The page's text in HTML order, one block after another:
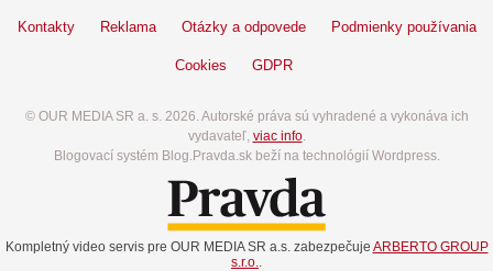
Kontakty Reklama Otázky a odpovede Podmienky používania
Cookies GDPR
© OUR MEDIA SR a. s. 2026. Autorské práva sú vyhradené a vykonáva ich
vydavateľ, viac info.
Blogovací systém Blog.Pravda.sk beží na technológií Wordpress.
Kompletný video servis pre OUR MEDIA SR a.s. zabezpečuje ARBERTO GROUP
s.r.o.